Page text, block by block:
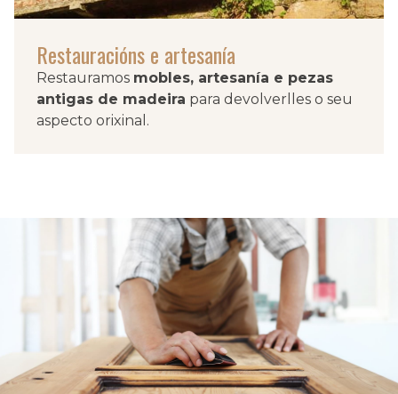
Restauracións e artesanía
Restauramos mobles, artesanía e pezas
antigas de madeira para devolverlles o seu
aspecto orixinal.